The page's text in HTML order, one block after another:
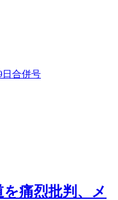
日合併号
痛烈批判、メ